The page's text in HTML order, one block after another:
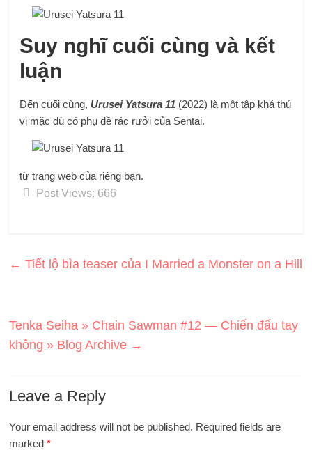
Suy nghĩ cuối cùng và kết
luận
Đến cuối cùng, Urusei Yatsura 11 (2022) là một tập khá thú
vị mặc dù có phụ đề rác rưởi của Sentai.
từ trang web của riêng bạn.
Post Views: 666
← Tiết lộ bìa teaser của I Married a Monster on a Hill
Tenka Seiha » Chain Sawman #12 — Chiến đấu tay
không » Blog Archive →
Leave a Reply
Your email address will not be published. Required fields are
marked*